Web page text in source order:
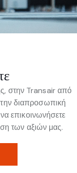
στην Transair από
διαπροσωπική
επικοινωνήσετε
των αξιών μας.